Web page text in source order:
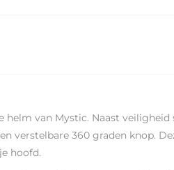
helm van Mystic. Naast
verstelbare 360 graden knop.
hoofd.